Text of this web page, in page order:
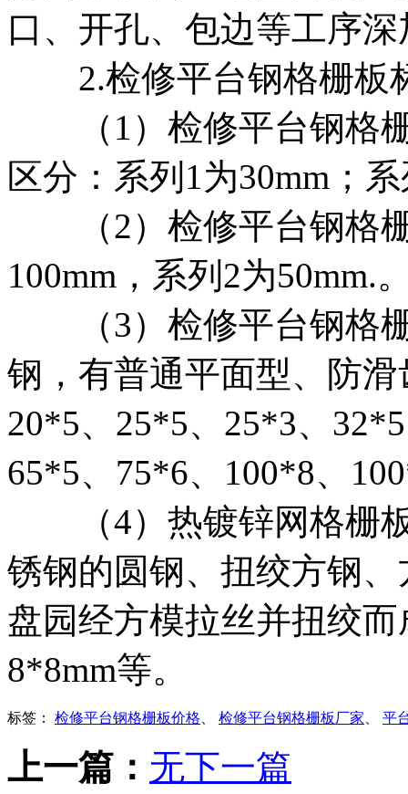
口、开孔、包边等工序
2.检修平台钢格栅板
（1）检修平台钢格栅
区分：系列1为30mm；
（2）检修平台钢格栅
100mm，系列2为50mm.
（3）检修平台钢格栅
钢，有普通平面型、防
20*5、25*5、25*3、
65*5、75*6、100*8、
（4）热镀锌网格栅板
锈钢的圆钢、扭绞方钢
盘园经方模拉丝并扭绞
8*8mm等。
标签： 检修平台钢格栅板价格 检修平台钢格栅板厂家 平
上一篇： 无下一篇